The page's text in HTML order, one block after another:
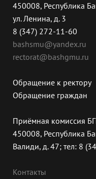
450008, Республика
ул. Ленина, д. 3
8 (347) 272-11-60
bashsmu@yandex.ru
rectorat@bashgmu.ru
Обращение к ректору
Обращение граждан
Приёмная комиссия
450008, Республика
Валиди, д. 47; тел: 8
Контакты